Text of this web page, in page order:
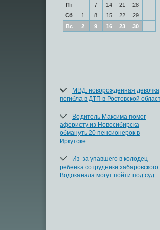
Пт
7 14 21
28
Сб
1 8 15 22
29
Вс
2 9 16 23 30
МВД: новорожденная девочка
погибла в ДТП в Ростовской
Водитель Максима помог
аферисту из Новосибирска
обмануть 20 пенсионерок в
Иркутске
Из-за упавшего в колодец
ребенка сотрудники хабаровского
Водоканала могут пойти под суд